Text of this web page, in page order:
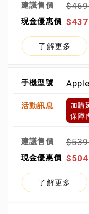
了解更多
加購
保障
了解更多